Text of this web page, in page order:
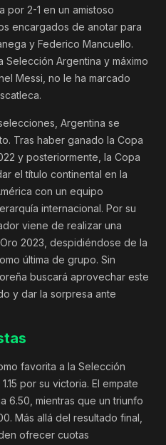
por 2-1 en un amistoso
encargados de anotar para
y Federico Mancuello.
Selección Argentina y máximo
Messi, no le ha marcado
Argentina se
Tras haber ganado la Copa
y posteriormente, la Copa
el título continental en la
con un equipo
internacional. Por su
viene de realizar una
2023, despidiéndose de la
última de grupo. Sin
buscará aprovechar este
y dar la sorpresa ante
favorita a la Selección
por su victoria. El empate
6.50, mientras que un triunfo
Más allá del resultado final,
ofrecer cuotas